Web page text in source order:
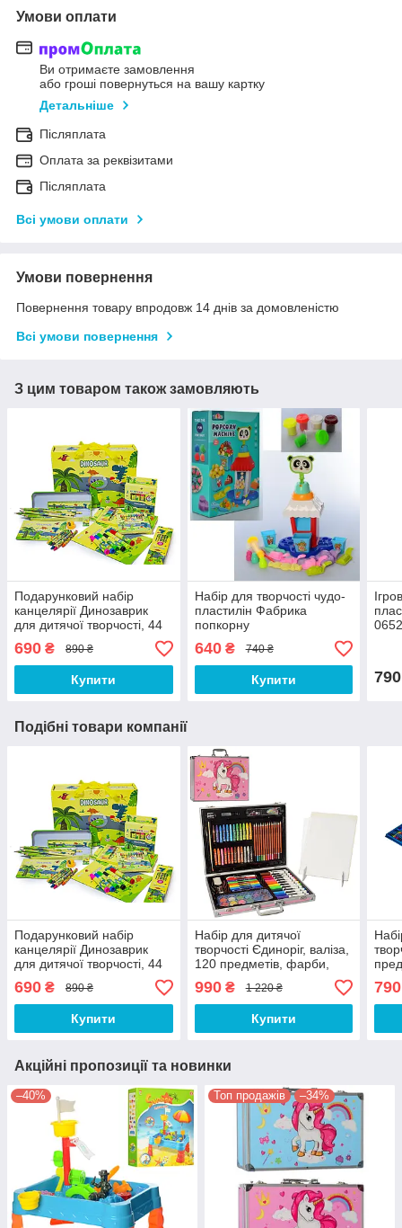
Умови оплати
Ви отримаєте замовлення
або гроші повернуться на вашу картку
Детальніше
Післяплата
Оплата за реквізитами
Післяплата
Всі умови оплати
Умови повернення
Повернення товару впродовж 14 днів за домовленістю
Всі умови повернення
З цим товаром також замовляють
Подарунковий набір
канцелярії Динозаврик
для дитячої творчості, 44
предмети
690 ₴ 890 ₴
Купити
Набір для творчості чудо-
пластилін Фабрика
попкорну
640₴ 740 ₴
Купити 790
Подібні товари компанії
Подарунковий набір
канцелярії Динозаврик
для дитячої творчості, 44
690 ₴ 890 ₴
Купити
Набір для дитячої
творчості Єдиноріг, валіза,
120 предметів, фарби,
крейда
990₴ 1 220 ₴
Купити
790
Акційні пропозиції та новинки
–40% Топ продажів –34%